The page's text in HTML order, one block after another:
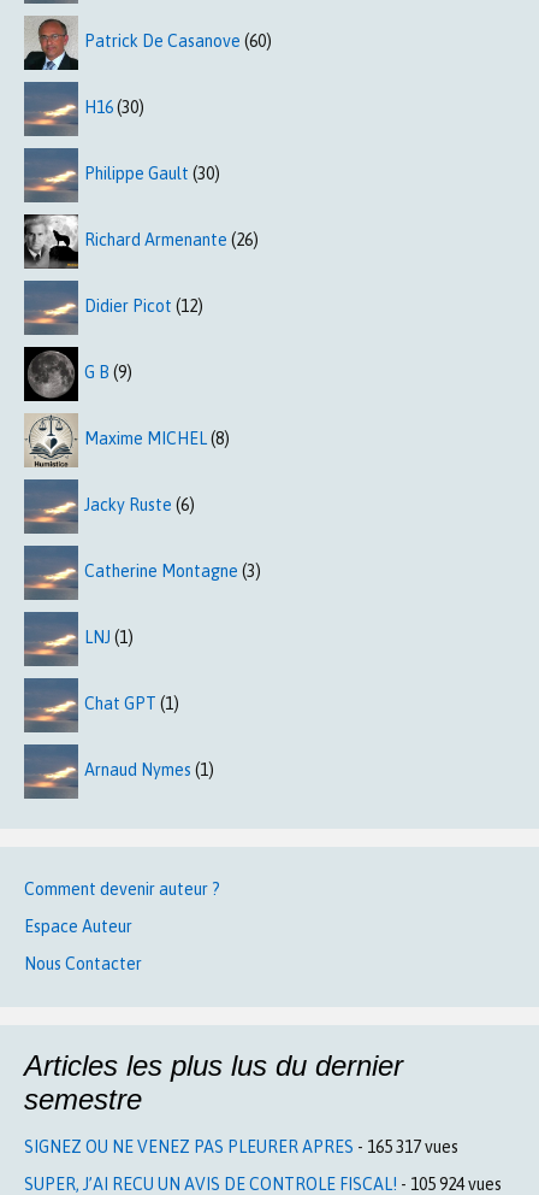
Patrick De Casanove (60)
H16(30)
Philippe Gault (30)
Richard Armenante (26)
Didier Picot (12)
G B (9)
Maxime MICHEL(8)
Jacky Ruste (6)
Catherine Montagne (3)
LNJ (1)
Chat GPT (1)
Arnaud Nymes (1)
Comment devenir auteur ?
Espace Auteur
Nous Contacter
Articles les plus lus du dernier
semestre
SIGNEZ OU NE VENEZ PAS PLEURER APRES - 165 317 vues
SUPER, J’AI RECU UN AVIS DE CONTROLE FISCAL! - 105 924 vues